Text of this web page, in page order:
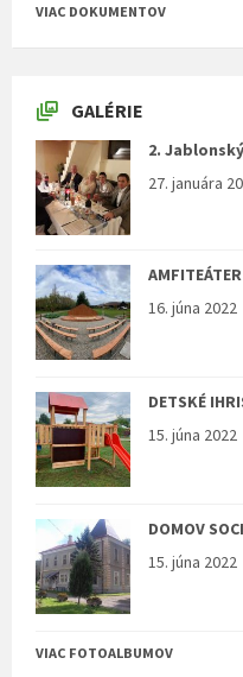
VIAC DOKUMENTOV
GALÉRIE
2.
27. januára
16. júna 2022
DETSKÉ
15. júna 2022
DOMOV
15. júna 2022
VIAC FOTOALBUMOV